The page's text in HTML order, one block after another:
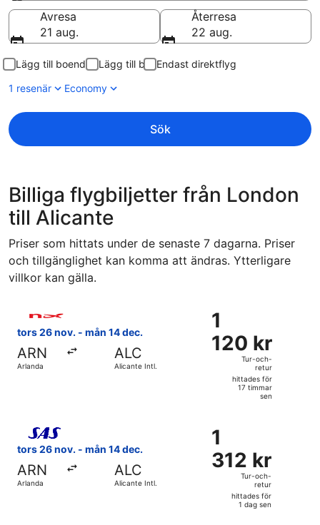
Till
Avresa
21 aug.
Återresa
22 aug.
Lägg till boende Lägg till bil
Endast direktflyg
1 resenär
Economy
Sök
Billiga flygbiljetter från London
till Alicante
Priser som hittats under de senaste 7 dagarna. Priser
och tillgänglighet kan komma att ändras. Ytterligare
villkor kan gälla.
tors 26 nov. - mån 14 dec.
ARN
Arlanda
ALC
Alicante Intl.
1
120 kr
Tur-
retur,
hittades
timmar
sen
1
120 kr
Tur-och-
retur
hittades för
17 timmar
sen
tors 26 nov. - mån 14 dec.
ARN
Arlanda
ALC
Alicante Intl.
1
312 kr
Tur-
retur,
hittades
1
312 kr
Tur-och-
retur
hittades för
1 dag sen
Välj flyg med Scandinavian Airlines, med avresa tors